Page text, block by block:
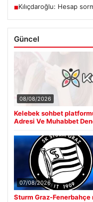
■Kılıçdaroğlu: Hesap
Güncel
08/08/2026
Kelebek sohbet
Adresi Ve Muhabbet
07/08/2026
Sturm Graz-Fenerbahçe